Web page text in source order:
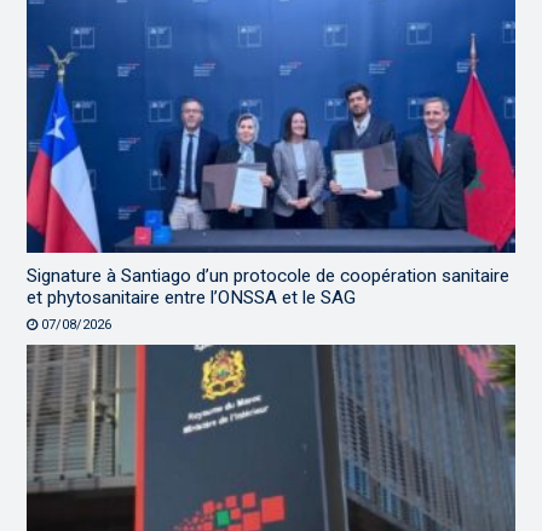
Signature à Santiago d’un protocole de coopération sanitaire
et phytosanitaire entre l’ONSSA et le SAG
07/08/2026